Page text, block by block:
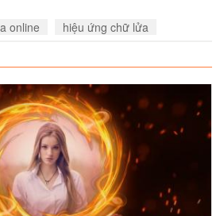
online hiệu ứng chữ lửa